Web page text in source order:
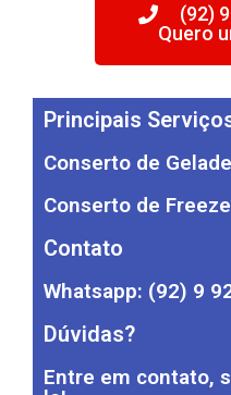
(92)
Quero
Principais
Conserto de
Conserto de
Contato
Whatsapp: (92) 9
Dúvidas?
Entre em contato,